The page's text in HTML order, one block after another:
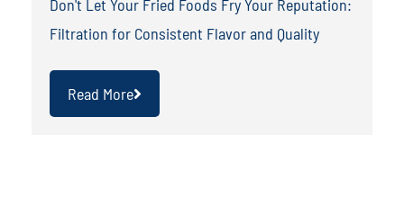
Don't Let Your Fried Foods Fry Your Reputation:
Filtration for Consistent Flavor and Quality
Read More